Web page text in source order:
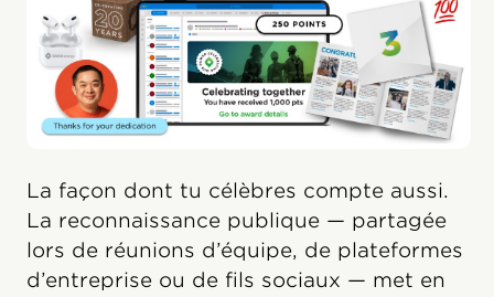
La façon dont tu célèbres compte aussi.
La reconnaissance publique — partagée
lors de réunions d’équipe, de plateformes
d’entreprise ou de fils sociaux — met en